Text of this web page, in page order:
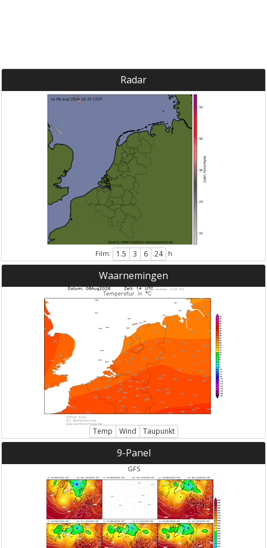
Radar
Film: 1.5 3 6 24 h
Waarnemingen
Temp Wind Taupunkt
9-Panel
GFS